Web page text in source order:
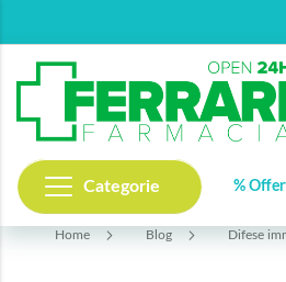
contenuto
Categorie %
Home Blog Difese